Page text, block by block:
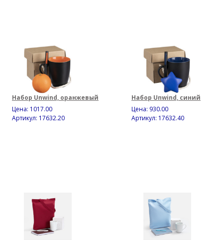
Набор Unwind, оранжевый
Цена: 1017.00
Артикул: 17632.20
Набор Unwind, синий
Цена: 930.00
Артикул: 17632.40